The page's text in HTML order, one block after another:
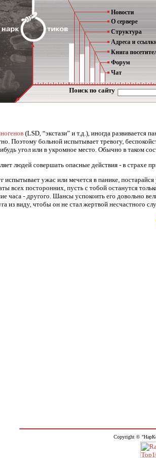
Новости
О сервере
Структура
Адреса и
Книга
Форум
Чат
Поиск по сайту
(LSD, “экстази” и т.д.), иногда
Поэтому больной испытывает тревогу,
угол или в укромное место. Обычно в таком
людей совершать опасные действия - в страхе
испытывает ужас или мечется в панике,
всех посторонних, пусть с тобой останутся
часа - другого. Шансы успокоить его довольно
из виду, чтобы он не стал жертвой несчастного
Copyright ©